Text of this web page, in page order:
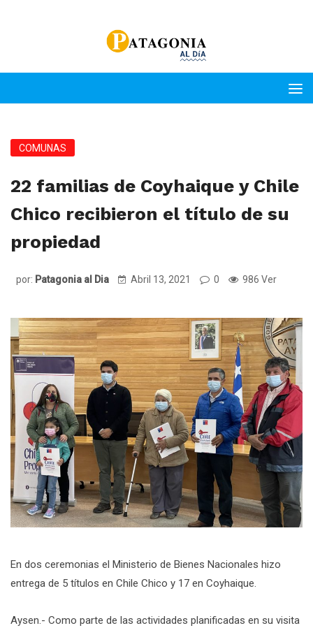
COMUNAS
22 familias de Coyhaique y Chile
Chico recibieron el título de su
propiedad
por: Patagonia al Dia Abril 13, 2021 0 986 Ver
En dos ceremonias el Ministerio de Bienes Nacionales hizo
entrega de 5 títulos en Chile Chico y 17 en Coyhaique.
Aysen.- Como parte de las actividades planificadas en su visita